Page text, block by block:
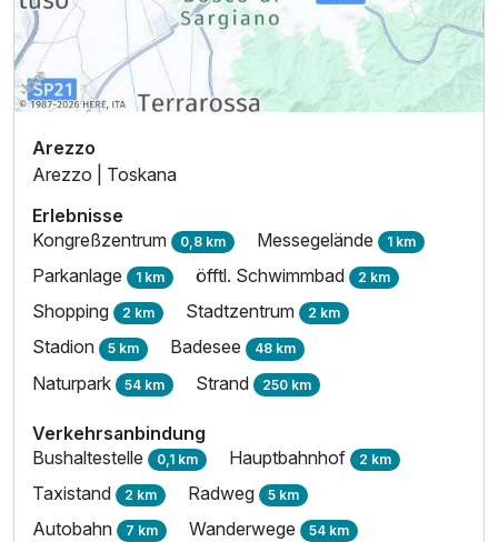
Arezzo
Arezzo | Toskana
Erlebnisse
Kongreßzentrum 0,8 km Messegelände 1 km
Parkanlage 1 km öfftl. Schwimmbad 2 km
Shopping 2 km Stadtzentrum 2 km
Stadion 5 km Badesee 48 km
Naturpark 54 km Strand 250 km
Verkehrsanbindung
Bushaltestelle 0,1 km Hauptbahnhof 2 km
Taxistand 2 km Radweg 5 km
Autobahn 7 km Wanderwege 54 km